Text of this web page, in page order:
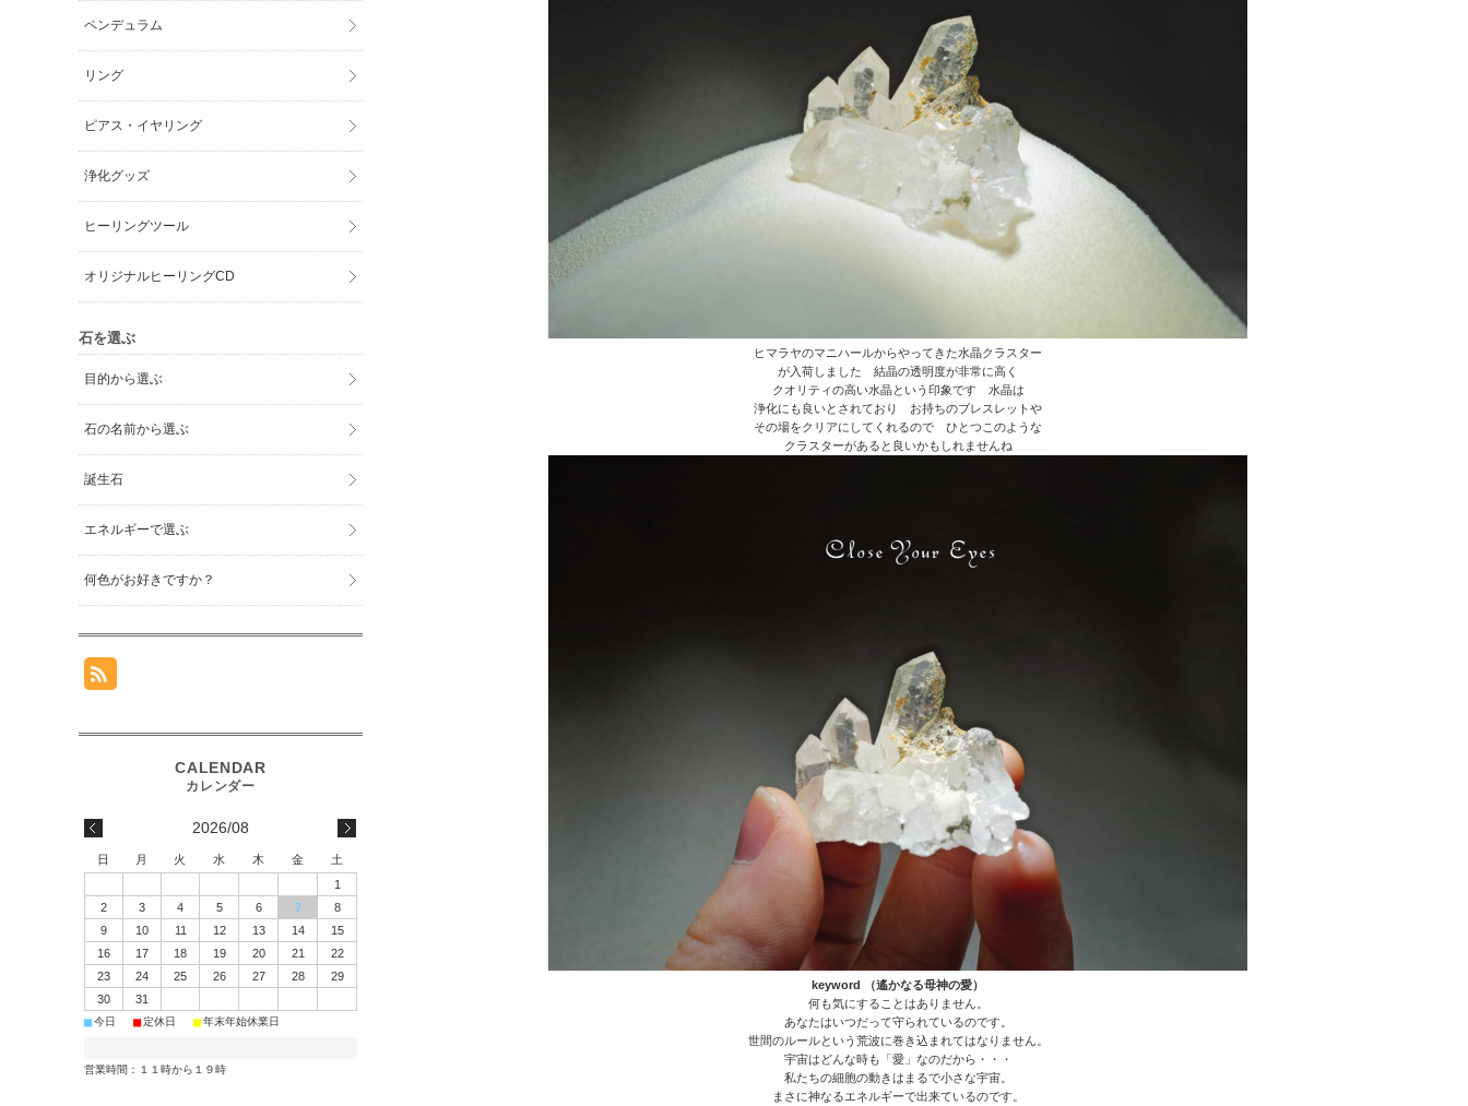
ヒマラヤのマニハールからやってきた水晶クラスター
が入荷しました 結晶の透明度が非常に高く
クオリティの高い水晶という印象です 水晶は
浄化にも良いとされており お持ちのブレスレットや
その場をクリアにしてくれるので ひとつこのような
クラスターがあると良いかもしれませんね
keyword （遙かなる母神の愛）
何も気にすることはありません。
あなたはいつだって守られているのです。
世間のルールという荒波に巻き込まれてはなりません。
宇宙はどんな時も「愛」なのだから・・・
私たちの細胞の動きはまるで小さな宇宙。
まさに神なるエネルギーで出来ているのです。
ペンデュラム
リング
ピアス・イヤリング
浄化グッズ
ヒーリングツール
オリジナルヒーリングCD
石を選ぶ
目的から選ぶ
石の名前から選ぶ
誕生石
エネルギーで選ぶ
何色がお好きですか？
2026/08
日 月 火 水 木 金
土
1
2
3 4 5 6 7
8
9
10 11 12 13 14
15
16
17 18 19 20 21
22
23
24 25 26 27 28
29
30
31
■今日 ■定休日 ■年末年始休業日
営業時間：１１時から１９時